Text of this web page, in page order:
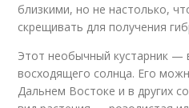
близкими, но не настолько,
скрещивать для получения
Этот необычный кустарник —
восходящего солнца. Его
Дальнем Востоке и в других